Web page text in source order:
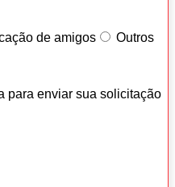
de amigos Outros
para enviar sua solicitação